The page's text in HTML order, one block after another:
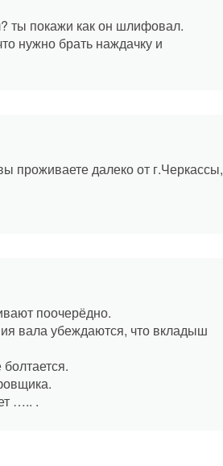
ты покажи как он шлифовал.
нужно брать наждачку и
проживаете далеко от г.Черкассы,
поочерёдно.
вала убеждаются, что вкладыш
….. .